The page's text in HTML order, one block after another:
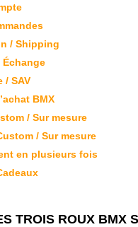
/ Shipping
Échange
/ SAV
BMX
/ Sur mesure
/ Sur mesure
en plusieurs fois
TROIS ROUX BMX